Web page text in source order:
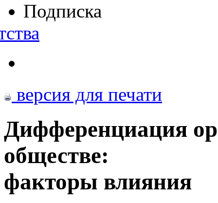
Подписка
версия для печати
Дифференциация
обществе:
факторы влияния